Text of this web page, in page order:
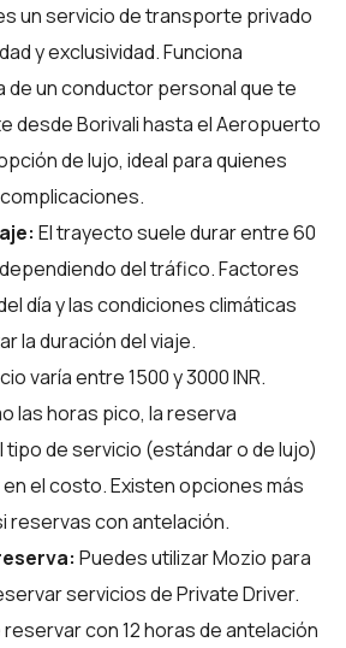
un servicio de transporte privado
y exclusividad. Funciona
de un conductor personal que te
desde Borivali hasta el Aeropuerto
de lujo, ideal para quienes
El trayecto suele durar entre 60
del tráfico. Factores
día y las condiciones climáticas
la duración del viaje.
varía entre 1500 y 3000 INR.
las horas pico, la reserva
tipo de servicio (estándar o de lujo)
el costo. Existen opciones más
reservas con antelación.
Puedes utilizarMozio para
servicios de Private Driver.
con 12 horas de antelación